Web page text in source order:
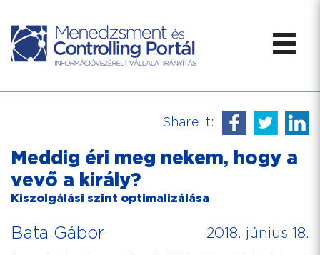
Share it:
Meddig éri meg nekem, hogy a
vevő a király?
Kiszolgálási szint optimalizálása
Bata Gábor 2018. június 18.